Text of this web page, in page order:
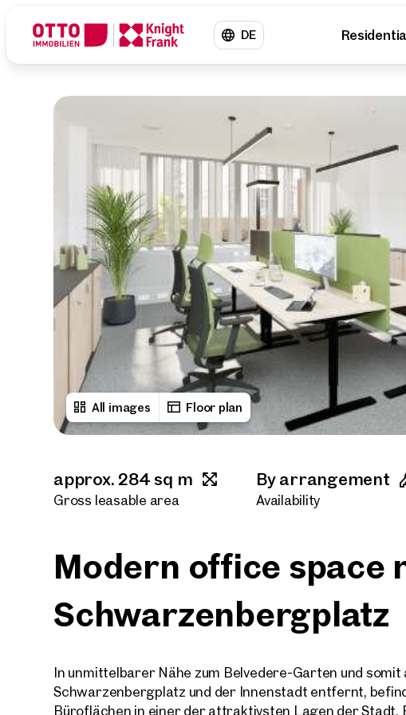
DE
All images Floor plan
approx. 284 sq m
Gross leasable area
By arrangement
Availability
Modern office space
Schwarzenbergplatz
In unmittelbarer Nähe zum Belvedere-Garten und
Schwarzenbergplatz und der Innenstadt entfernt,
Büroflächen in einer der attraktivsten Lagen der Stadt.